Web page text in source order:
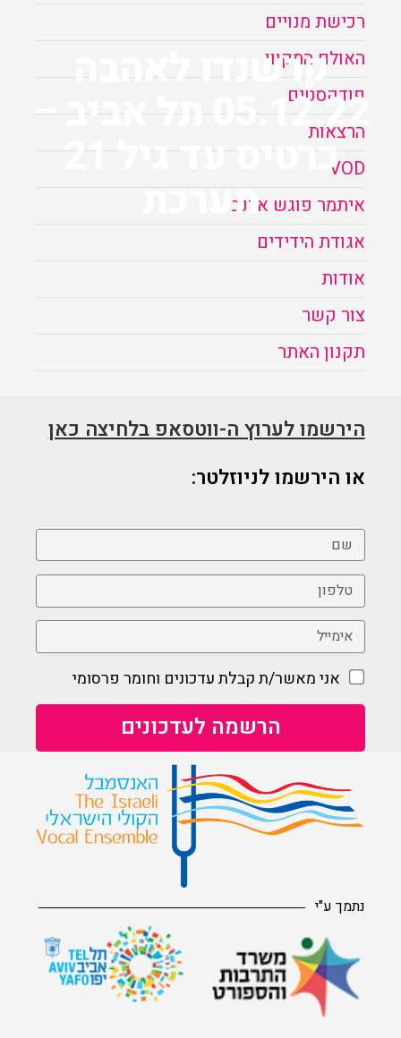
קרשנדו לאהבה
05.12.22 תל אביב –
כרטיס עד גיל 21
מערכת
רכישת מנויים
האולם המקוון
פודקסטים
הרצאות
VOD
איתמר פוגש ארנב
אגודת הידידים
אודות
צור קשר
תקנון האתר
הירשמו לערוץ ה-ווטסאפ בלחיצה כאן
או הירשמו לניוזלטר:
אני מאשר/ת קבלת עדכונים וחומר פרסומי
נתמך ע"י